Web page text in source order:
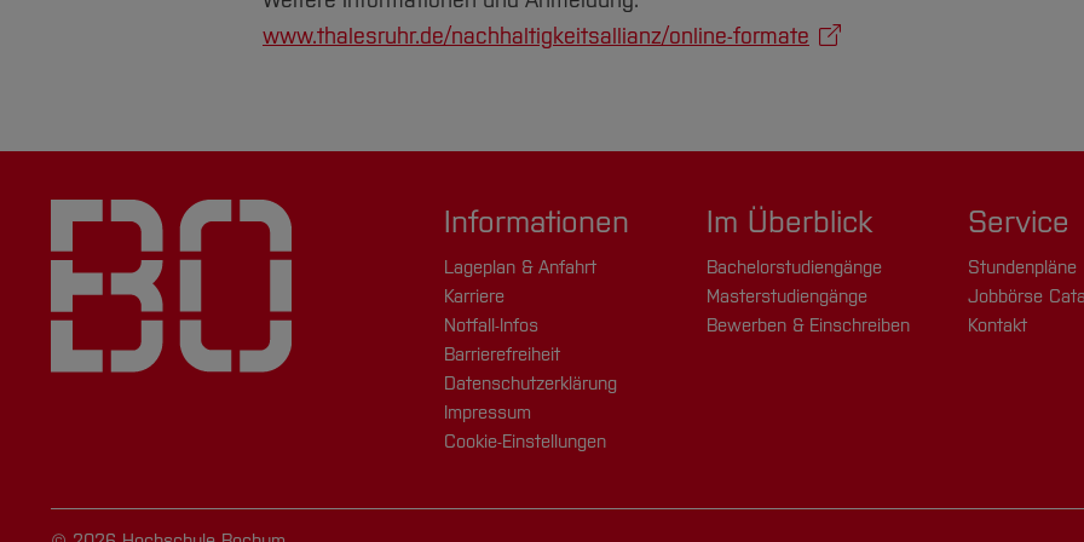
www.thalesruhr.de/nachhaltigkeitsallianz/online-formate
Informationen
Lageplan & Anfahrt
Karriere
Notfall-Infos
Barrierefreiheit
Datenschutzerklärung
Impressum
Cookie-Einstellungen
Im Überblick
Bachelorstudiengänge
Masterstudiengänge
Bewerben & Einschreiben
Service
Stundenpläne
Jobbörse
Kontakt